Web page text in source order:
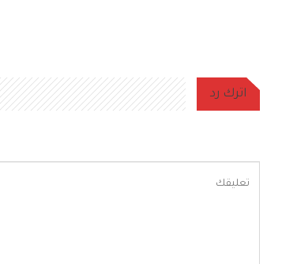
اترك رد